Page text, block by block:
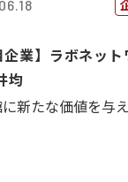
企業】ラボネッ
均
新たな価値を与